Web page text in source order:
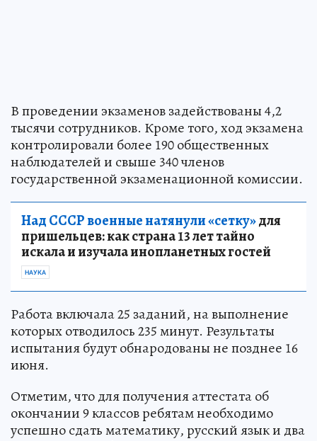
В проведении экзаменов задействованы 4,2
тысячи сотрудников. Кроме того, ход экзамена
контролировали более 190 общественных
наблюдателей и свыше 340 членов
государственной экзаменационной комиссии.
Над СССР военные натянули «сетку»для
пришельцев: как страна 13 лет тайно
искала и изучала инопланетных гостей
НАУКА
Работа включала 25 заданий, на выполнение
которых отводилось 235 минут. Результаты
испытания будут обнародованы не позднее 16
июня.
Отметим, что для получения аттестата об
окончании 9 классов ребятам необходимо
успешно сдать математику, русский язык и два